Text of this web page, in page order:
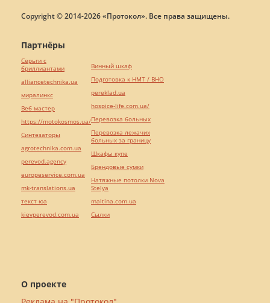
Copyright © 2014-2026 «Протокол». Все права защищены.
О проекте
Партнёры
Серьги с
бриллиантами
alliancetechnika.ua
миралинкс
Веб мастер
https://motokosmos.ua/
Синтезаторы
agrotechnika.com.ua
perevod.agency
europeservice.com.ua
mk-translations.ua
текст юа
kievperevod.com.ua
Винный шкаф
Подготовка к НМТ / ВНО
pereklad.ua
hospice-life.com.ua/
Перевозка больных
Перевозка лежачих
больных за границу
Шкафы купе
Брендовые сумки
Натяжные потолки Nova
Stelya
maltina.com.ua
Cылки